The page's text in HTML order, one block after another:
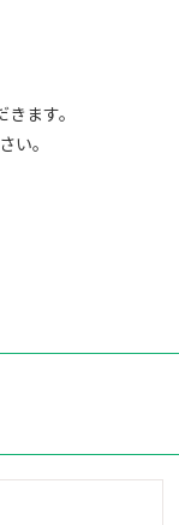
ます。
い。